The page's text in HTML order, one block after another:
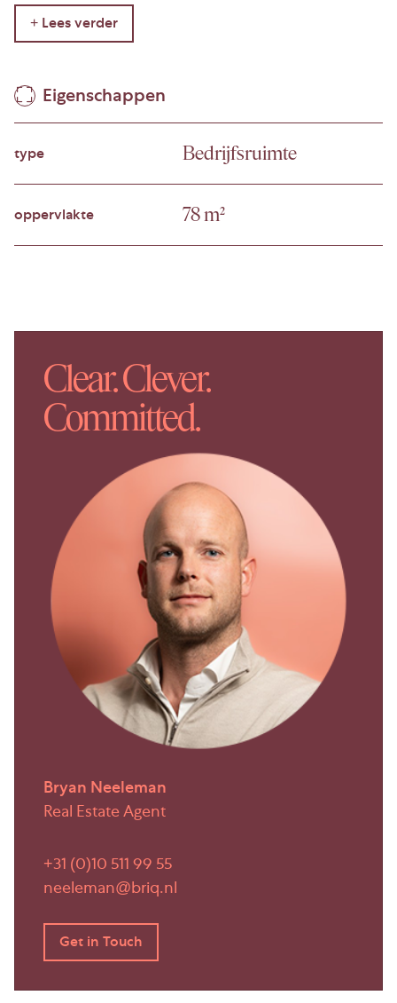
maximale vloerbelasting van ca. 1.000 kg/m² en een
betonnen verdiepingsvloer. De vrije hoogte op de
De verdiepingsvloer is volledig naar wens in te
beoogde gebruik. In overleg met de verhuurder
kunnen (tegen een meerprijs) aanvullende
voorzieningen worden gerealiseerd door de
bedrijvigheid, logistiek en lokale voorzieningen.
Dankzij de centrale ligging tussen Rotterdam, Den
Haag en Delft vormt deze locatie een uitstekende
waarde hechten aan bereikbaarheid en
representativiteit.
Bereikbaarheid
De Weteringweg in Pijnacker is uitstekend
bereikbaar, zowel per auto als met het openbaar
vervoer. Via de nabijgelegen uitvalswegen A12, A13
en N470 zijn steden als Rotterdam, Den Haag, Delft
en Zoetermeer snel bereikbaar. Ook met het
openbaar vervoer is de locatie goed ontsloten:
metrostation Pijnacker Centrum (RandstadRail E)
bevindt zich op korte afstand en biedt directe
Daarnaast zijn diverse busverbindingen in de
directe omgeving beschikbaar.
Ca. 39 m² op de begane grond
Ca. 39 m² op de 1e verdieping
Voormelde oppervlakten zijn zo secuur mogelijk
als verhuurbare oppervlakte zoals gedefinieerd
Eigenschappen
type Bedrijfsruimte
oppervlakte 78 m²
Clear. Clever.
Committed.
Bryan Neeleman
Real Estate Agent
+31 (0)10 511 99 55
neeleman@briq.nl